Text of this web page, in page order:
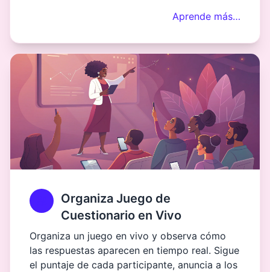
Aprende más…
Organiza Juego de
Cuestionario en Vivo
Organiza un juego en vivo y observa cómo
las respuestas aparecen en tiempo real. Sigue
el puntaje de cada participante, anuncia a los